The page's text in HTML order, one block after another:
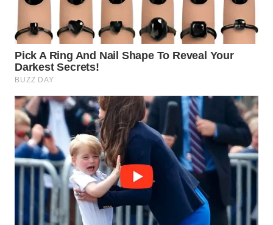
CIREBON
WN
INDRAMAYU
WN
KUNINGAN
WN
MAJALENGKA
WN
SUBANG
WN